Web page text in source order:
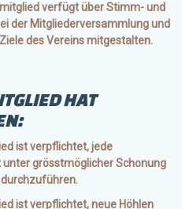
verfügt über Stimm- und
der Mitgliederversammlung und
des Vereins mitgestalten.
HAT
ist verpflichtet, jede
unter grösstmöglicher Schonung
ist verpflichtet, neue Höhlen